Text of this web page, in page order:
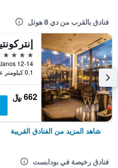
فنادق بالقرب من دي 8 هوتل
5 نجوم
0.1 كيلومتر عن وسط المدينة
662 ﷼
شاهد المزيد من الفنادق القريبة
فنادق رخيصة في بودابست